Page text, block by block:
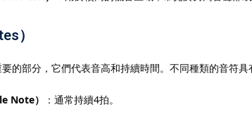
）
的部分，它們代表音高和持續時間。不同種類的音符
Note）
：通常持續4拍。